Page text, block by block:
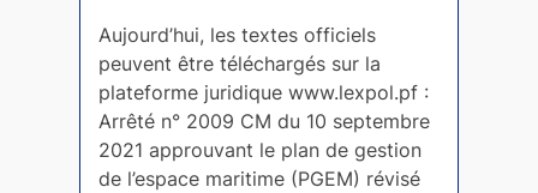
Aujourd’hui, les textes officiels
peuvent être téléchargés sur la
plateforme juridique www.lexpol.pf :
Arrêté n° 2009 CM du 10 septembre
2021 approuvant le plan de gestion
de l’espace maritime (PGEM) révisé